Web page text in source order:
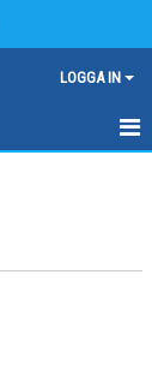
LOGGA IN